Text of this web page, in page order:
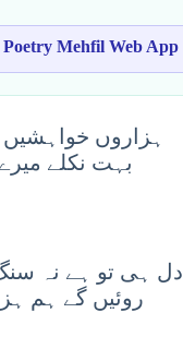
Mehfil Web App
ہزاروں
بہت نکلے
دل ہی تو ہے نہ
روئیں گے ہم